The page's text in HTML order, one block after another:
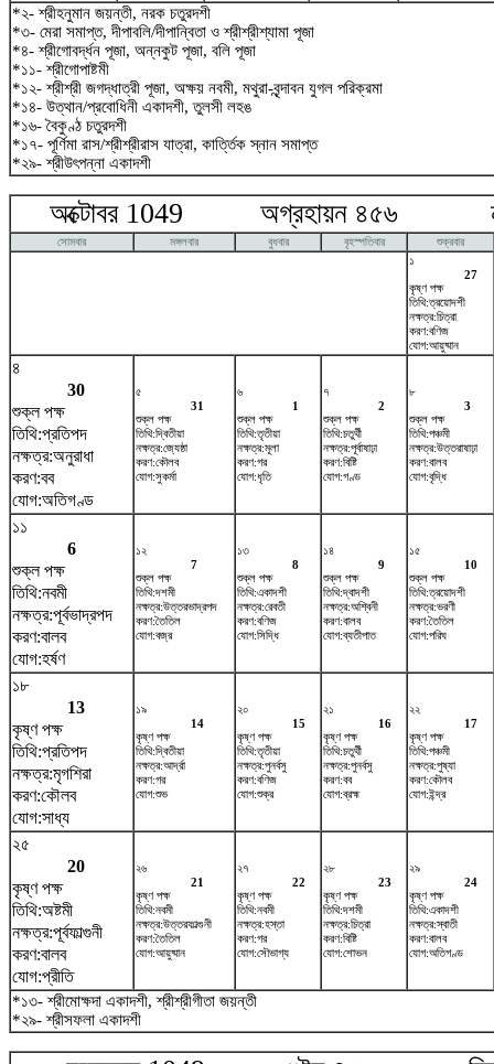
*২- শ্রীহনুমান জয়ন্তী, নরক চতুরদশী
*৩- মেরা সমাপ্ত, দীপাবলি/দীপান্বিতা ও শ্রীশ্রীশ্যামা পূজা
*৪- শ্রীগোবর্দ্ধন পূজা, অন্নকুট পূজা, বলি পূজা
*১১- শ্রীগোপাষ্টমী
*১২- শ্রীশ্রী জগদ্ধাত্রী পূজা, অক্ষয় নবমী, মথুরা-বৃন্দাবন যুগল পরিক্রমা
*১৪- উত্থান/প্রবোধিনী একাদশী, তুলসী লহঙ
*১৬- বৈকুণ্ঠ চতুরদশী
*১৭- পূর্ণিমা রাস/শ্রীশ্রীরাস যাত্রা, কার্ত্তিক স্নান সমাপ্ত
*২৯- শ্রীউৎপন্না একাদশী
অক্টোবর 1049 অগ্রহায়ন ৪৫৬
সোমবার মঙ্গলবার বুধবার বৃহস্পতিবার
শুক্রবার
১
27
কৃষ্ণ পক্ষ
তিথি:ত্রয়োদশী
নক্ষত্র:চিত্রা
করণ:বণিজ
যোগ:আয়ুষ্মান
৪
30
শুক্ল পক্ষ
তিথি:প্রতিপদ
নক্ষত্র:অনুরাধা
করণ:বব
যোগ:অতিগণ্ড
৫
31
শুক্ল পক্ষ
তিথি:দ্বিতীয়া
নক্ষত্র:জ্যেষ্ঠা
করণ:কৌলব
যোগ:সুকর্মা
৬
1
শুক্ল পক্ষ
তিথি:তৃতীয়া
নক্ষত্র:মূলা
করণ:গর
যোগ:ধৃতি
৭
2
শুক্ল পক্ষ
তিথি:চতুর্থী
নক্ষত্র:পূর্বাষাঢ়া
করণ:বিষ্টি
যোগ:গণ্ড
৮
3
শুক্ল পক্ষ
তিথি:পঞ্চমী
নক্ষত্র:উত্তরাষাঢ়া
করণ:বালব
যোগ:বৃদ্ধি
১১
6
শুক্ল পক্ষ
তিথি:নবমী
নক্ষত্র:পূর্বভাদ্রপদ
করণ:বালব
যোগ:হর্ষণ
১২
7
শুক্ল পক্ষ
তিথি:দশমী
নক্ষত্র:উত্তরভাদ্রপদ
করণ:তৈতিল
যোগ:বজ্র
১৩
8
শুক্ল পক্ষ
তিথি:একাদশী
নক্ষত্র:রেবতী
করণ:বণিজ
যোগ:সিদ্ধি
১৪
9
শুক্ল পক্ষ
তিথি:দ্বাদশী
নক্ষত্র:অশ্বিনী
করণ:বালব
যোগ:ব্যতীপাত
১৫
10
শুক্ল পক্ষ
তিথি:ত্রয়োদশী
নক্ষত্র:ভরণী
করণ:তৈতিল
যোগ:পরিঘ
১৮
13
কৃষ্ণ পক্ষ
তিথি:প্রতিপদ
নক্ষত্র:মৃগশিরা
করণ:কৌলব
যোগ:সাধ্য
১৯
14
কৃষ্ণ পক্ষ
তিথি:দ্বিতীয়া
নক্ষত্র:আর্দ্রা
করণ:গর
যোগ:শুভ
২০
15
কৃষ্ণ পক্ষ
তিথি:তৃতীয়া
নক্ষত্র:পুনর্বসু
করণ:বণিজ
যোগ:শুক্র
২১
16
কৃষ্ণ পক্ষ
তিথি:চতুর্থী
নক্ষত্র:পুনর্বসু
করণ:বব
যোগ:ব্রহ্ম
২২
17
কৃষ্ণ পক্ষ
তিথি:পঞ্চমী
নক্ষত্র:পুষ্যা
করণ:কৌলব
যোগ:ইন্দ্র
২৫
20
কৃষ্ণ পক্ষ
তিথি:অষ্টমী
নক্ষত্র:পূর্বফাল্গুনী
করণ:বালব
যোগ:প্রীতি
২৬
21
কৃষ্ণ পক্ষ
তিথি:নবমী
নক্ষত্র:উত্তরফাল্গুনী
করণ:তৈতিল
যোগ:আয়ুষ্মান
২৭
22
কৃষ্ণ পক্ষ
তিথি:নবমী
নক্ষত্র:হস্তা
করণ:গর
যোগ:সৌভাগ্য
২৮
23
কৃষ্ণ পক্ষ
তিথি:দশমী
নক্ষত্র:চিত্রা
করণ:বিষ্টি
যোগ:শোভন
২৯
24
কৃষ্ণ পক্ষ
তিথি:একাদশী
নক্ষত্র:স্বাতী
করণ:বালব
যোগ:অতিগণ্ড
*১৩- শ্রীমোক্ষদা একাদশী, শ্রীশ্রীগীতা জয়ন্তী
*২৯- শ্রীসফলা একাদশী